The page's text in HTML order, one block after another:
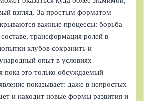
взгляд. За простым форматом
важные процессы: борьба
трансформация ролей в
клубов сохранить и
опыт в условиях
пока это только обсуждаемый
показывает: даже в непростых
и находит новые формы развития и